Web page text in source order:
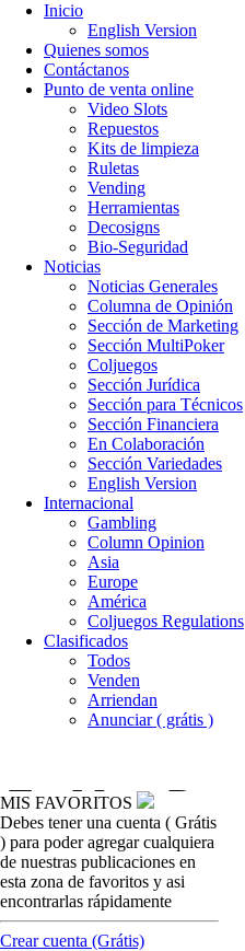
Inicio
English Version
Quienes somos
Contáctanos
Punto de venta online
Video Slots
Repuestos
Kits de limpieza
Ruletas
Vending
Herramientas
Decosigns
Bio-Seguridad
Noticias
Noticias Generales
Columna de Opinión
Sección de Marketing
Sección MultiPoker
Coljuegos
Sección Jurídica
Sección para Técnicos
Sección Financiera
En Colaboración
Sección Variedades
English Version
Internacional
Gambling
Column Opinion
Asia
Europe
América
Coljuegos Regulations
Clasificados
Todos
Venden
Arriendan
Anunciar ( grátis )
MIS FAVORITOS
Debes tener una cuenta ( Grátis
) para poder agregar cualquiera
de nuestras publicaciones en
esta zona de favoritos y asi
encontrarlas rápidamente
Crear cuenta (Grátis)